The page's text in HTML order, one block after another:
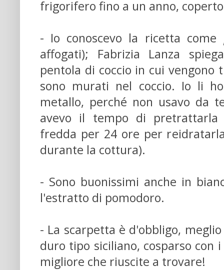
frigorifero fino a un anno,
- Io conoscevo la ricetta come
affogati); Fabrizia Lanza
pentola di coccio in cui
sono murati nel coccio. Io li
metallo, perché non usavo da
avevo il tempo di pretrattarla
fredda per 24 ore per
durante la cottura).
- Sono buonissimi anche in
l'estratto di pomodoro.
- La scarpetta è d'obbligo,
duro tipo siciliano, cosparso con
migliore che riuscite a trovare!